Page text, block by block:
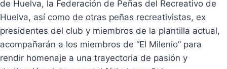
de Huelva, la Federación de Peñas del Recreativo de
Huelva, así como de otras peñas recreativistas, ex
presidentes del club y miembros de la plantilla actual,
acompañarán a los miembros de “El Milenio” para
rendir homenaje a una trayectoria de pasión y